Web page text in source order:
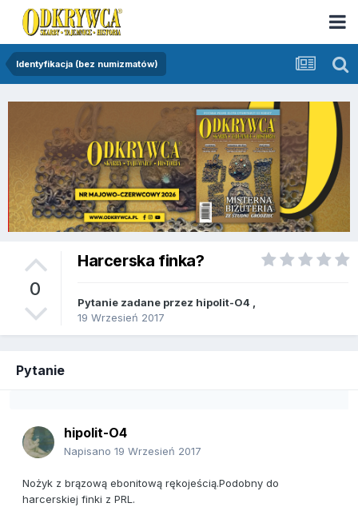
Identyfikacja (bez numizmatów)
0
Harcerska finka?
Pytanie zadane przez hipolit-O4
19 Wrzesień 2017
Pytanie
hipolit-O4
Napisano 19 Wrzesień 2017
Nożyk z brązową ebonitową rękojeścią.Podobny do
harcerskiej finki z PRL.